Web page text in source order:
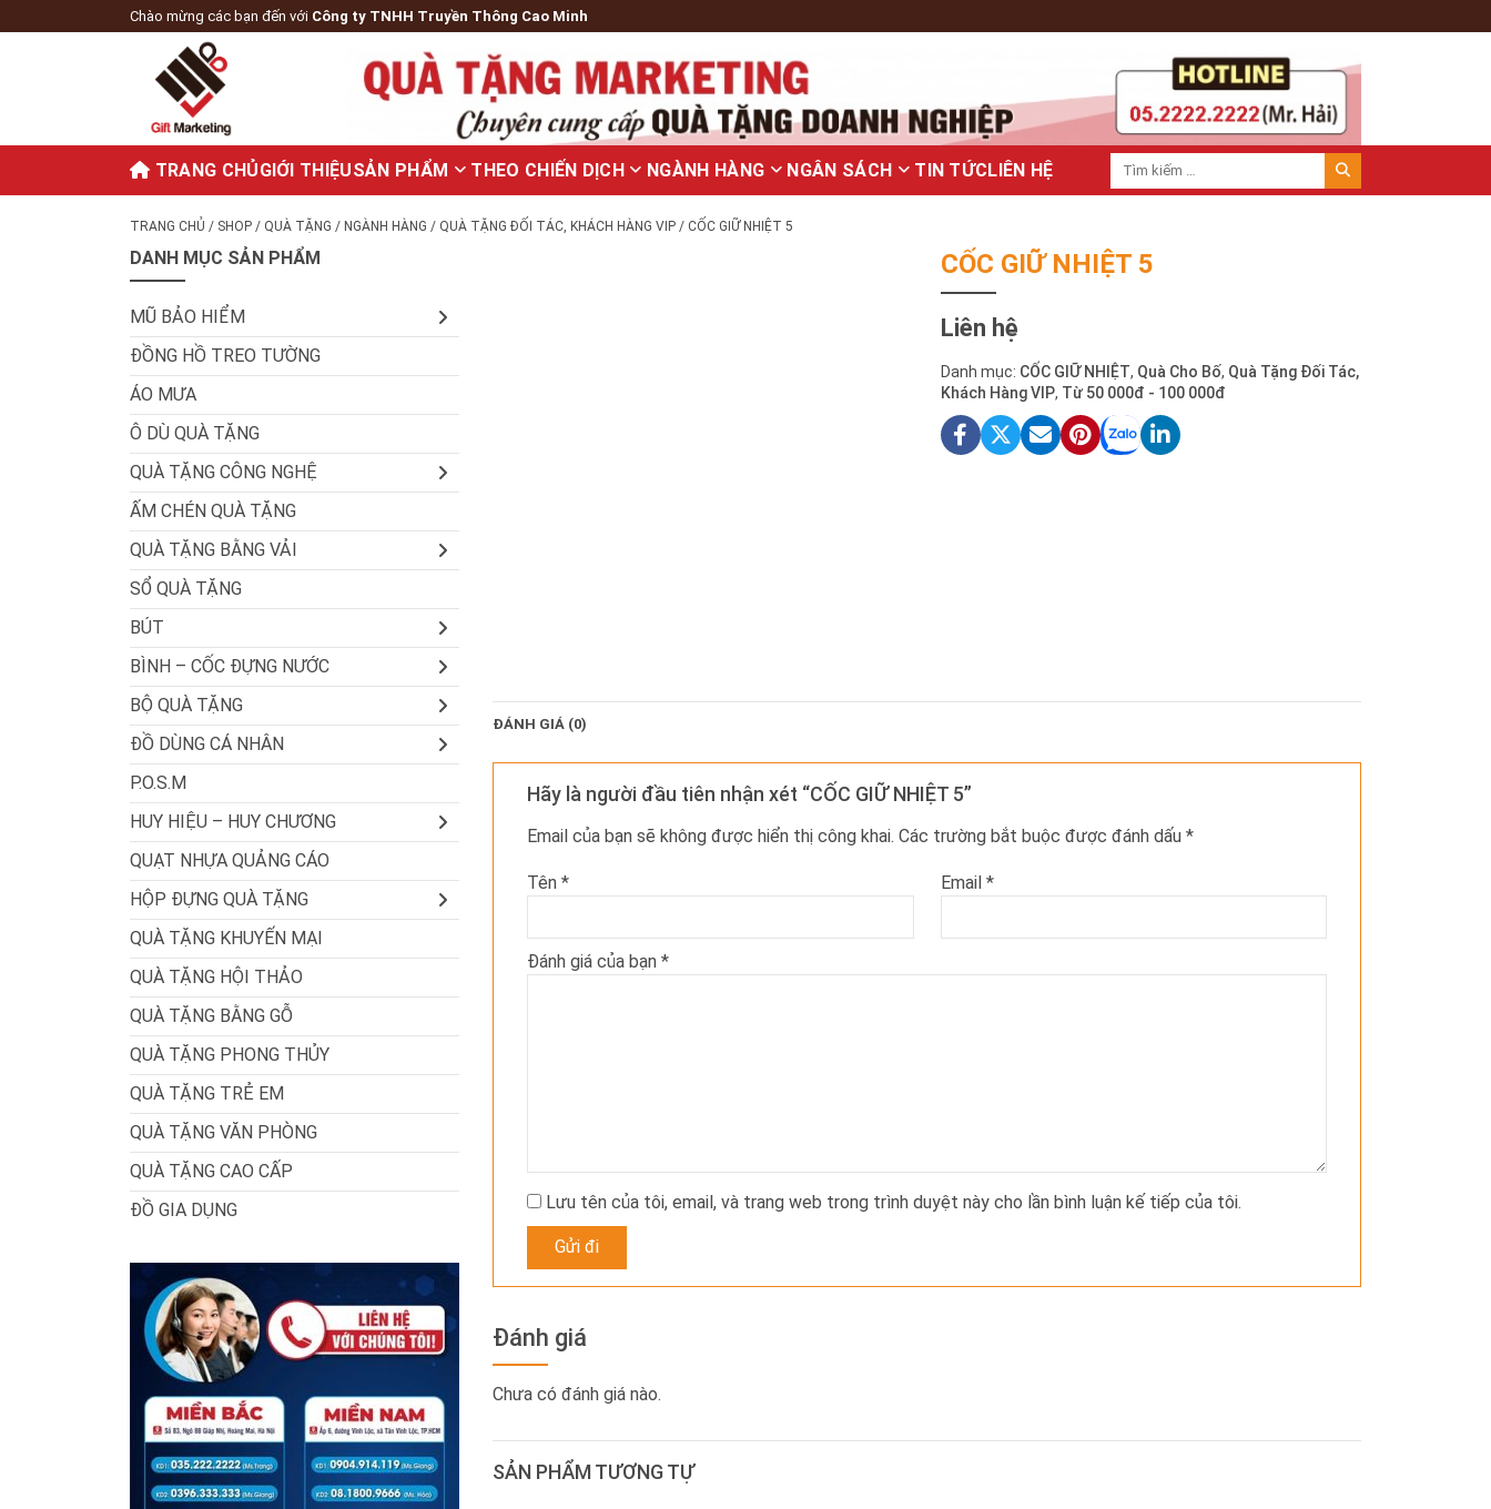
Chào mừng các bạn đến với Công ty TNHH Truyền Thông Cao Minh
TRANG CHỦGIỚI THIỆUSẢN PHẨM THEO CHIẾN DỊCH NGÀNH HÀNG NGÂN SÁCH TIN TỨCLIÊN HỆ
TRANG CHỦ / SHOP / QUÀ TẶNG / NGÀNH HÀNG / QUÀ TẶNG ĐỐI TÁC, KHÁCH HÀNG VIP / CỐC GIỮ NHIỆT 5
CỐC GIỮ NHIỆT 5
Liên hệ
Danh mục: CỐC GIỮ NHIỆT, Quà Cho Bố, Quà Tặng Đối Tác,
Khách Hàng VIP, Từ 50 000đ - 100 000đ
ĐÁNH GIÁ (0)
Hãy là người đầu tiên nhận xét “CỐC GIỮ NHIỆT 5”
Email của bạn sẽ không được hiển thị công khai. Các trường bắt buộc được đánh dấu *
Tên * Email *
Đánh giá của bạn *
Lưu tên của tôi, email, và trang web trong trình duyệt này cho lần bình luận kế tiếp của tôi.
Đánh giá
Chưa có đánh giá nào.
SẢN PHẨM TƯƠNG TỰ
DANH MỤC SẢN PHẨM
MŨ BẢO HIỂM
ĐỒNG HỒ TREO TƯỜNG
ÁO MƯA
Ô DÙ QUÀ TẶNG
QUÀ TẶNG CÔNG NGHỆ
ẤM CHÉN QUÀ TẶNG
QUÀ TẶNG BẰNG VẢI
SỔ QUÀ TẶNG
BÚT
BÌNH – CỐC ĐỰNG NƯỚC
BỘ QUÀ TẶNG
ĐỒ DÙNG CÁ NHÂN
P.O.S.M
HUY HIỆU – HUY CHƯƠNG
QUẠT NHỰA QUẢNG CÁO
HỘP ĐỰNG QUÀ TẶNG
QUÀ TẶNG KHUYẾN MẠI
QUÀ TẶNG HỘI THẢO
QUÀ TẶNG BẰNG GỖ
QUÀ TẶNG PHONG THỦY
QUÀ TẶNG TRẺ EM
QUÀ TẶNG VĂN PHÒNG
QUÀ TẶNG CAO CẤP
ĐỒ GIA DỤNG